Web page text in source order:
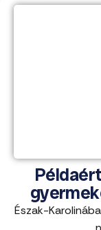
Észak-